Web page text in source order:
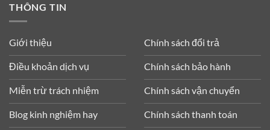
THÔNG TIN
Giới thiệu
Điều khoản dịch vụ
Miễn trừ trách nhiệm
Blog kinh nghiệm hay
Chính sách đổi trả
Chính sách bảo hành
Chính sách vận chuyển
Chính sách thanh toán